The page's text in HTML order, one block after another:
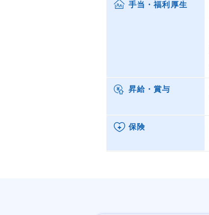
手当・福利厚生
昇給・賞与
保険